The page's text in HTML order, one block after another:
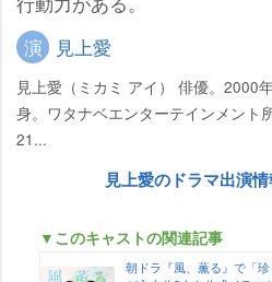
演
見上愛
見上愛（ミカミ アイ） 俳優。2000
身。ワタナベエンターテインメント
21...
見上愛のドラマ出演
▼このキャストの関連記事
朝ドラ『風、薫る』で「